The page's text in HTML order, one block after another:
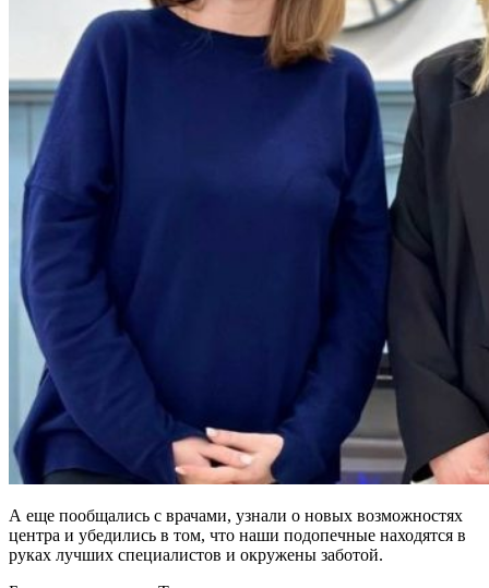
А еще пообщались с врачами, узнали о новых возможностях
центра и убедились в том, что наши подопечные находятся в
руках лучших специалистов и окружены заботой.